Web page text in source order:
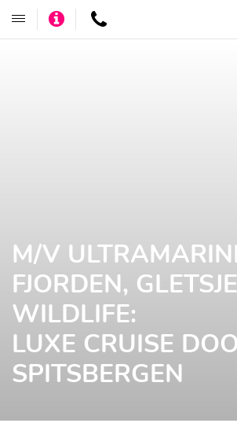
Toggle
navigatie
Adviseer Contact
M/V
FJORDEN,
WILDLIFE:
LUXE CRUISE
SPITSBERGEN